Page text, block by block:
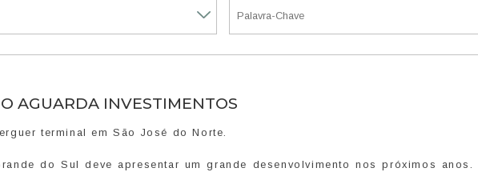
AGUARDA INVESTIMENTOS
terminal em São José do Norte.
do Sul deve apresentar um grande desenvolvimento nos próximos anos.